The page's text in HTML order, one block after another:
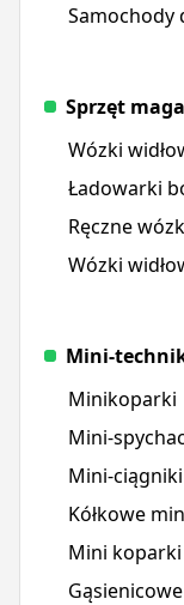
Samochody
Sprzęt
Wózki
Ładowarki
Ręczne
Wózki
Mini-
Minikoparki
Mini-
Mini-ciągniki
Kółkowe
Mini koparki